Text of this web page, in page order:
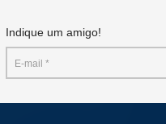
Indique um amigo!